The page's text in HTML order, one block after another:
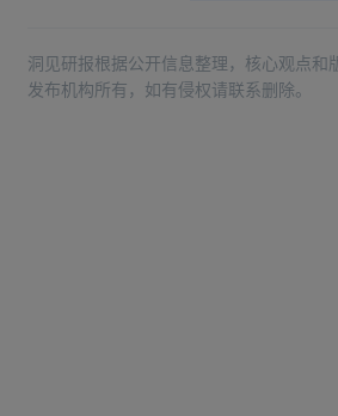
洞见研报根据公开信息整理，核心观点和
发布机构所有，如有侵权请联系删除。